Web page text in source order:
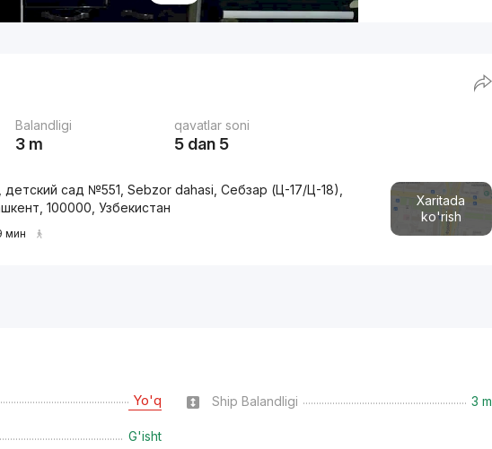
Balandligi
3 m
qavatlar soni
5 dan 5
Xaritada
ko'rish
детский сад №551, Sebzor dahasi, Себзар (Ц-17/Ц-18),
100000, Узбекистан
мин
Yo'q Ship Balandligi 3 m
G'isht